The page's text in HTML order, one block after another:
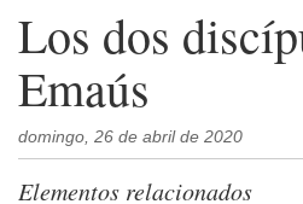
Los dos
Emaús
domingo, 26 de abril de 2020
Elementos relacionados